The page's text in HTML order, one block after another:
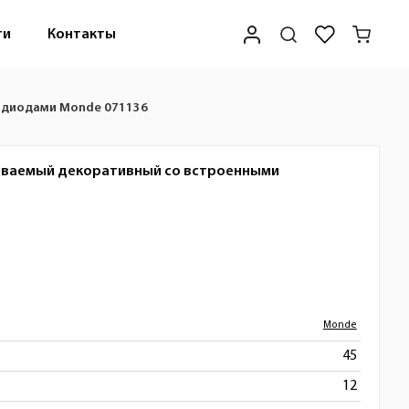
Контакты
Monde 071136
декоративный со встроенными
Monde
45
12